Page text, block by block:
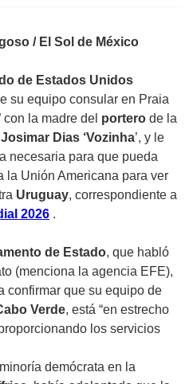
/ El Sol de México
de Estados Unidos
su equipo consular en Praia
con la madre del portero de la
Josimar Dias ‘Vozinha’, y le
necesaria para que pueda
la Unión Americana para ver
Uruguay, correspondiente a
2026 .
de Estado, que habló
(menciona la agencia EFE),
confirmar que su equipo de
Verde, está “en estrecho
los servicios
demócrata en la